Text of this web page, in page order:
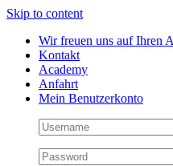
Skip to content
Wir freuen uns auf Ihren
Kontakt
Academy
Anfahrt
Mein Benutzerkonto